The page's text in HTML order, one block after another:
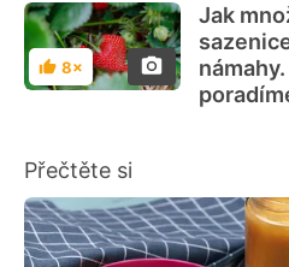
Hodnocení
8×
Jak
Přečtěte si